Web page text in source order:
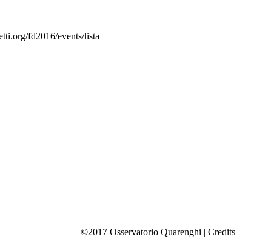
fd2016/events/lista
©2017 Osservatorio Quarenghi | Credits